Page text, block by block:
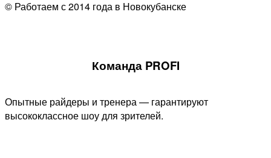
© Работаем с 2014 года в Новокубанске
Команда PROFI
Опытные райдеры и тренера — гарантируют
высококлассное шоу для зрителей.